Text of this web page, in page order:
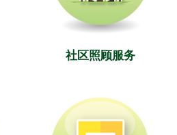
社区照顾服务